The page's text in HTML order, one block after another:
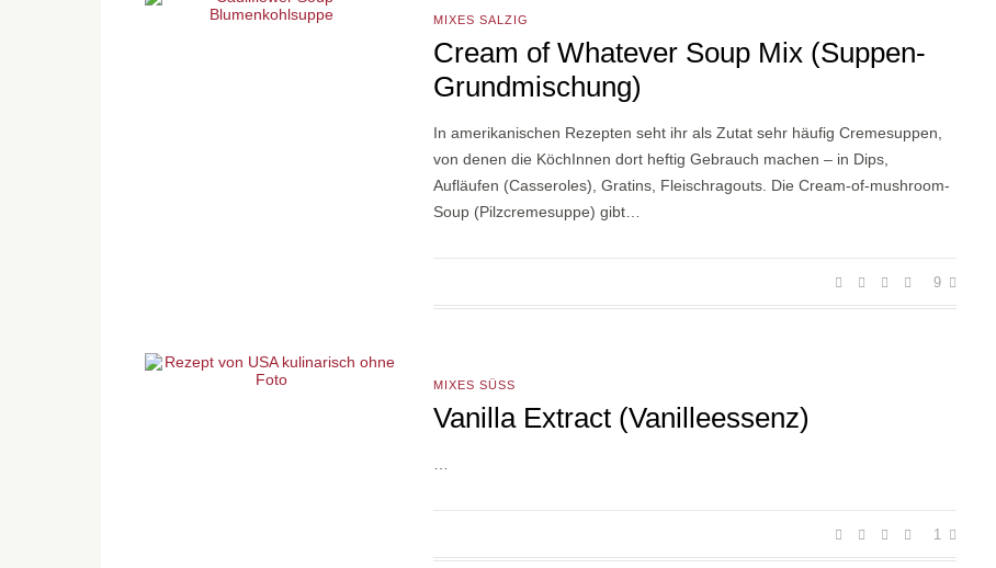
MIXES SALZIG
Cream of Whatever Soup Mix (Suppen-
Grundmischung)
In amerikanischen Rezepten seht ihr als Zutat sehr häufig Cremesuppen,
von denen die KöchInnen dort heftig Gebrauch machen – in Dips,
Aufläufen (Casseroles), Gratins, Fleischragouts. Die Cream-of-mushroom-
Soup (Pilzcremesuppe) gibt…
9
MIXES SÜSS
Vanilla Extract (Vanilleessenz)
1